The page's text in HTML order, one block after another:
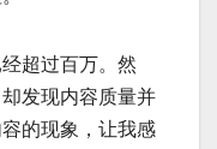
超过百万。然
发现内容质量并
的现象，让我感